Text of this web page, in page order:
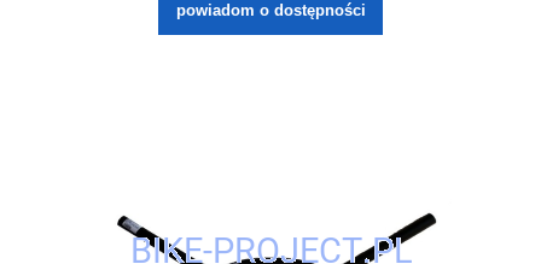
powiadom o dostępności